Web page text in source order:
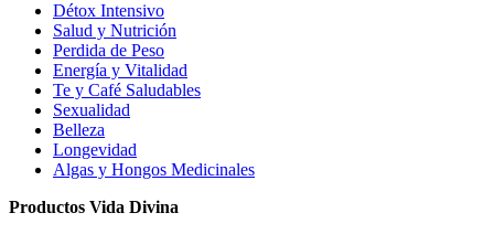
Détox Intensivo
Salud y Nutrición
Perdida de Peso
Energía y Vitalidad
Te y Café Saludables
Sexualidad
Belleza
Longevidad
Algas y Hongos Medicinales
Productos Vida Divina